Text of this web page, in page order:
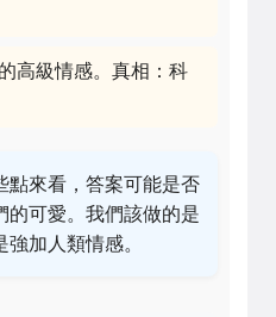
高級情感。真相：科
點來看，答案可能是否
的可愛。我們該做的是
加人類情感。